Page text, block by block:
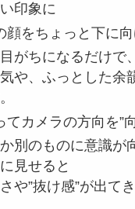
印象に
顔をちょっと下に
がちになるだけで
や、ふっとした余
てカメラの方向を”
別のものに意識が
見せると
や”抜け感”が出てき